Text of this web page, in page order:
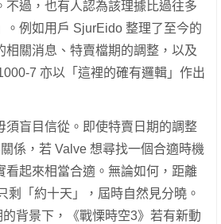
不過，也有人認為該理據比過往多
。例如用戶 SjurEido 整理了至今的
相關消息、特賣檔期的調整，以及
7 亦以「這裡的確有邏輯」作出
須盲目信從。即使特賣日期的調整
係，若 Valve 想尋找一個合適時機
看起來相當合適。無論如何，距離
剩「約十天」，屆時自然見分曉。
背景下，《戰慄時空3》若有新動